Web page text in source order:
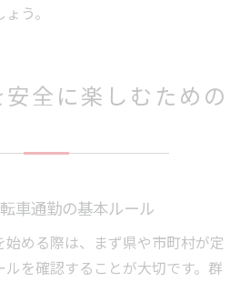
う。
全に楽しむための
車通勤の基本ルール
める際は、まず県や市町村が定
を確認することが大切です。群